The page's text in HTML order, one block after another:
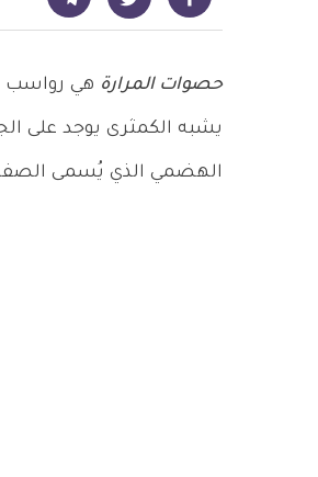
حصوات المرارة هي رواسب
يشبه الكمثرى يوجد على
الهضمي الذي يُسمى